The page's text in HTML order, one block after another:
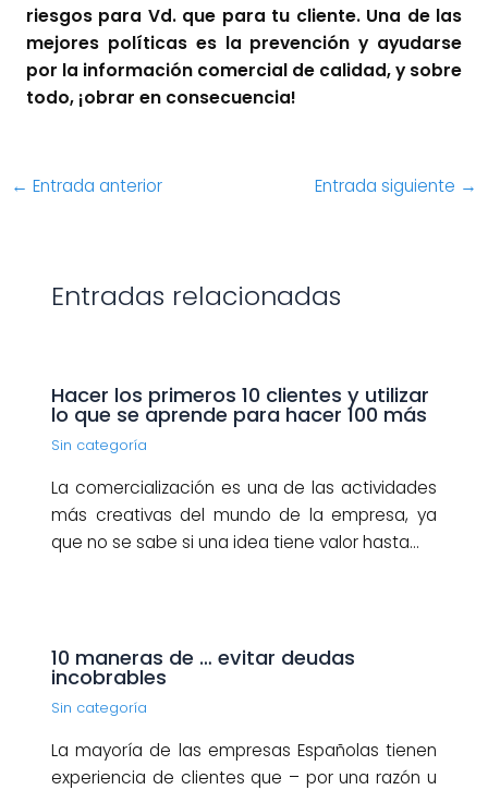
riesgos para Vd. que para tu cliente. Una de las
mejores políticas es la prevención y ayudarse
por la información comercial de calidad, y sobre
todo, ¡obrar en consecuencia!
← Entrada anterior Entrada siguiente →
Entradas relacionadas
Hacer los primeros 10 clientes y utilizar
lo que se aprende para hacer 100 más
Sin categoría
La comercialización es una de las actividades
más creativas del mundo de la empresa, ya
que no se sabe si una idea tiene valor hasta…
10 maneras de … evitar deudas
incobrables
Sin categoría
La mayoría de las empresas Españolas tienen
experiencia de clientes que – por una razón u